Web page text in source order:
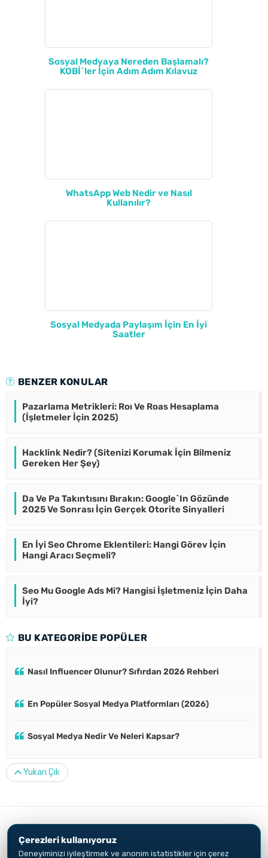
Sosyal Medyaya Nereden Başlamalı?
KOBİ`ler İçin Adım Adım Kılavuz
WhatsApp Web Nedir ve Nasıl
Kullanılır?
Sosyal Medyada Paylaşım İçin En İyi
Saatler
BENZER KONULAR
Pazarlama Metrikleri: Roı Ve Roas Hesaplama
(İşletmeler İçin 2025)
Hacklink Nedir? (Sitenizi Korumak İçin Bilmeniz
Gereken Her Şey)
Da Ve Pa Takıntısını Bırakın: Google`In Gözünde
2025 Ve Sonrası İçin Gerçek Otorite Sinyalleri
En İyi Seo Chrome Eklentileri: Hangi Görev İçin
Hangi Aracı Seçmeli?
Seo Mu Google Ads Mi? Hangisi İşletmeniz İçin Daha
İyi?
BU KATEGORIDE POPÜLER
Nasıl Influencer Olunur? Sıfırdan 2026 Rehberi
En Popüler Sosyal Medya Platformları (2026)
Sosyal Medya Nedir Ve Neleri Kapsar?
Yukarı Çık
© 2010-2026
Aydınlatma MetniÇerez Politikası
Çerezleri kullanıyoruz
Deneyiminizi iyileştirmek ve anonim istatistikler için çerez